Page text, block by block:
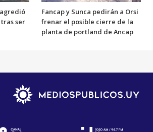
ser
Fancap y Sunca pedirán a Orsi
frenar el posible cierre de la
planta de portland de Ancap